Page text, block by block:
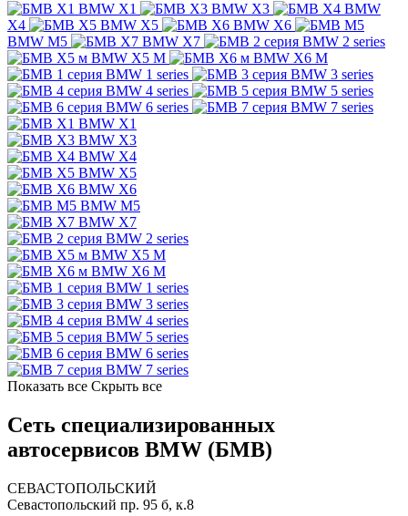
BMW X1 BMW X3
BMW
X4
BMW X5
BMW X6
BMW M5
BMW X7
BMW 2 series
BMW X5 M
BMW X6 M
BMW 1 series
BMW 3 series
BMW 4 series
BMW 5 series
BMW 6 series
BMW 7 series
BMW X1
BMW X3
BMW X4
BMW X5
BMW X6
BMW M5
BMW X7
BMW 2 series
BMW X5 M
BMW X6 M
BMW 1 series
BMW 3 series
BMW 4 series
BMW 5 series
BMW 6 series
BMW 7 series
Показать все Скрыть все
Сеть специализированных
автосервисов BMW (БМВ)
СЕВАСТОПОЛЬСКИЙ
Севастопольский пр. 95 б, к.8